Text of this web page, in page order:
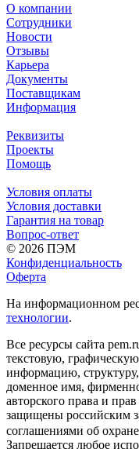
О компании
Сотрудники
Новости
Отзывы
Карьера
Документы
Поставщикам
Информация
Реквизиты
Проекты
Помощь
Условия оплаты
Условия доставки
Гарантия на товар
Вопрос-ответ
© 2026 ПЭМ
Конфиденциальность
Оферта
На информационном
технологии.
Все ресурсы сайта
текстовую,
информацию,
доменное имя,
авторского права и
защищены российским
соглашениями об
Запрещается любое